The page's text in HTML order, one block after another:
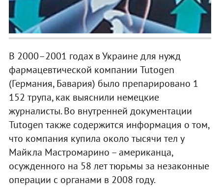
В 2000–2001 годах в Украине для нужд
фармацевтической компании Tutogen
(Германия, Бавария) было препарировано 1
152 трупа, как выяснили немецкие
журналисты. Во внутренней документации
Tutogen также содержится информация о том,
что компания купила около тысячи тел у
Майкла Мастромарино – американца,
осужденного на 58 лет тюрьмы за незаконные
операции с органами в 2008 году.